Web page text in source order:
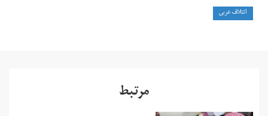
ائتلاف عربی
مرتبط